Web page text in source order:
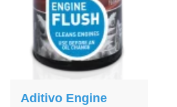
Aditivo Engine